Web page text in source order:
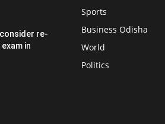
re-
in
Sports
Business Odisha
World
Politics